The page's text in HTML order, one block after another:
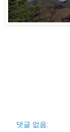
댓글 없음: